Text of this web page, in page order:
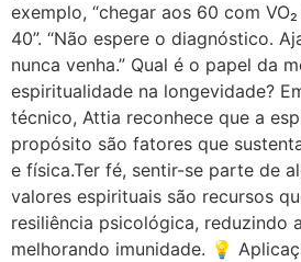
exemplo, “chegar aos 60 com
40”. “Não espere o diagnóstico.
nunca venha.” Qual é o papel da
espiritualidade na longevidade?
técnico, Attia reconhece que a
propósito são fatores que
e física.Ter fé, sentir-se parte de
valores espirituais são recursos
resiliência psicológica, reduzindo
melhorando imunidade. 💡